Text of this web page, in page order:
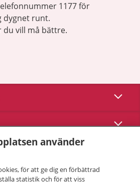
1177 för
dygnet runt.
du vill må bättre.
Visa
Visa
använder
för att ge dig en förbättrad
statistik och för att viss